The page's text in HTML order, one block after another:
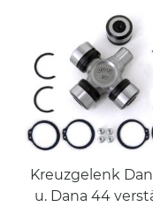
Kreuzgelenk
u. Dana 44